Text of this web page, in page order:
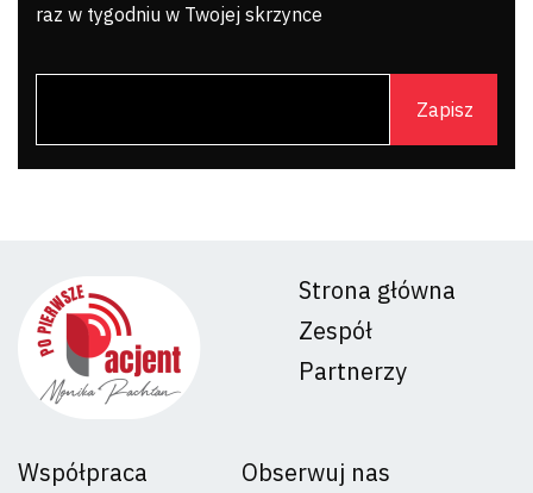
raz w tygodniu w Twojej skrzynce
Strona główna
Zespół
Partnerzy
Współpraca Obserwuj nas